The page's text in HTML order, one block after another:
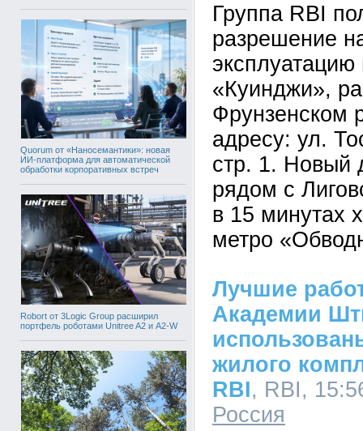
Quorum от «Наносемантики»: новая
ИИ-платформа для автоматической
обработки корпоративных встреч
Robort от 3Logic Group расширил
портфель роботами Unitree A2 и A2-W
Группа RBI
разрешение
эксплуатацию
«Куинджи»,
Фрунзенском
адресу: ул.
стр. 1. Новый
рядом с
в 15 минутах
метро
Лучшие
Академии
жилого
RBI, RBI,
Россия